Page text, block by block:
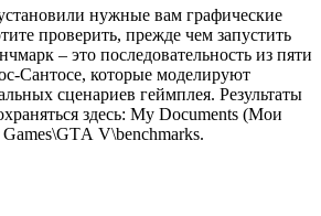
нужные вам графические
проверить, прежде чем запустить
– это последовательность из пяти
Сантосе, которые моделируют
сценариев геймплея. Результаты
здесь: My Documents (Мои
V\benchmarks.